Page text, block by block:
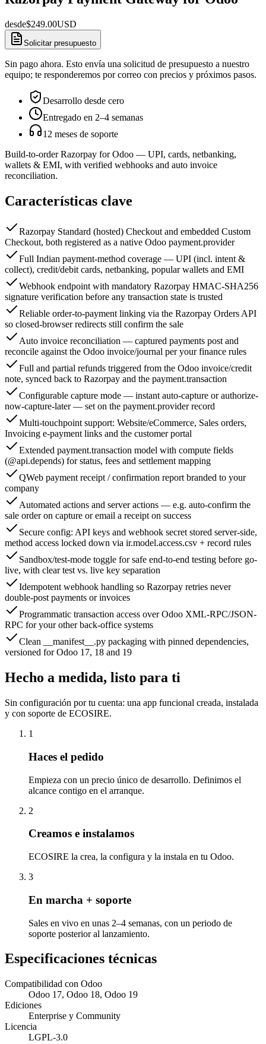
desde$249.00USD
Solicitar presupuesto
Sin pago ahora. Esto envía una solicitud de presupuesto a nuestro
equipo; te responderemos por correo con precios y próximos pasos.
Desarrollo desde cero
Entregado en 2–4 semanas
12 meses de soporte
Build-to-order Razorpay for Odoo — UPI, cards, netbanking,
wallets & EMI, with verified webhooks and auto invoice
reconciliation.
Características clave
Razorpay Standard (hosted) Checkout and embedded Custom
Checkout, both registered as a native Odoo payment.provider
Full Indian payment-method coverage — UPI (incl. intent &
collect), credit/debit cards, netbanking, popular wallets and EMI
Webhook endpoint with mandatory Razorpay HMAC-SHA256
signature verification before any transaction state is trusted
Reliable order-to-payment linking via the Razorpay Orders API
so closed-browser redirects still confirm the sale
Auto invoice reconciliation — captured payments post and
reconcile against the Odoo invoice/journal per your finance rules
Full and partial refunds triggered from the Odoo invoice/credit
note, synced back to Razorpay and the payment.transaction
Configurable capture mode — instant auto-capture or authorize-
now-capture-later — set on the payment.provider record
Multi-touchpoint support: Website/eCommerce, Sales orders,
Invoicing e-payment links and the customer portal
Extended payment.transaction model with compute fields
(@api.depends) for status, fees and settlement mapping
QWeb payment receipt / confirmation report branded to your
company
Automated actions and server actions — e.g. auto-confirm the
sale order on capture or email a receipt on success
Secure config: API keys and webhook secret stored server-side,
method access locked down via ir.model.access.csv + record rules
Sandbox/test-mode toggle for safe end-to-end testing before go-
live, with clear test vs. live key separation
Idempotent webhook handling so Razorpay retries never
double-post payments or invoices
Programmatic transaction access over Odoo XML-RPC/JSON-
RPC for your other back-office systems
Clean __manifest__.py packaging with pinned dependencies,
versioned for Odoo 17, 18 and 19
Hecho a medida, listo para ti
Sin configuración por tu cuenta: una app funcional creada, instalada
y con soporte de ECOSIRE.
1
Haces el pedido
Empieza con un precio único de desarrollo. Definimos el
alcance contigo en el arranque.
2
Creamos e instalamos
ECOSIRE la crea, la configura y la instala en tu Odoo.
3
En marcha + soporte
Sales en vivo en unas 2–4 semanas, con un periodo de
soporte posterior al lanzamiento.
Especificaciones técnicas
Compatibilidad con Odoo
Odoo 17, Odoo 18, Odoo 19
Ediciones
Enterprise y Community
Licencia
LGPL-3.0